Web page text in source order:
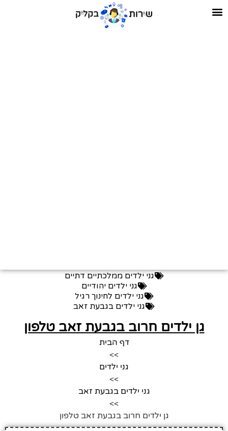
גני ילדים ממלכתיים דתיים
גני ילדים יהודיים
גני ילדים לחינוך רגיל
גני ילדים בגבעת זאב
גן ילדים חרוב בגבעת זאב טלפון
דף הבית
>>
גני ילדים
>>
גני ילדים בגבעת זאב
>>
גן ילדים חרוב בגבעת זאב טלפון